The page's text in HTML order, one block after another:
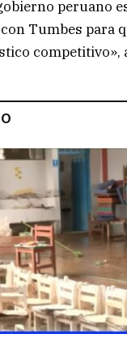
peruano
Tumbes para
competitivo»,